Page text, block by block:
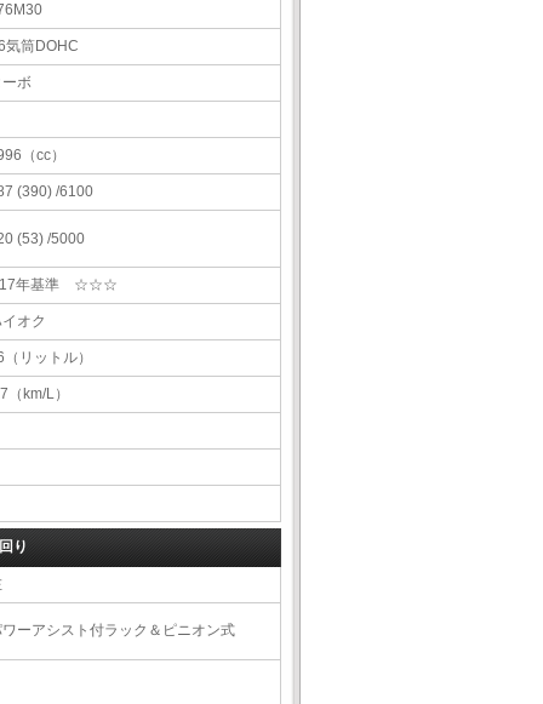
気筒DOHC
ーボ
（cc）
(390) /6100
(53) /5000
年基準 ☆☆☆
オク
（リットル）
（km/L）
り
ーアシスト付ラック＆ピニオン式